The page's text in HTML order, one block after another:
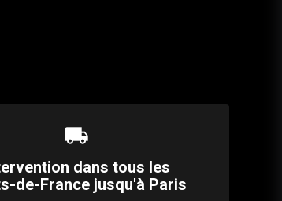
local_shipping
dans tous les
de-France jusqu'à Paris